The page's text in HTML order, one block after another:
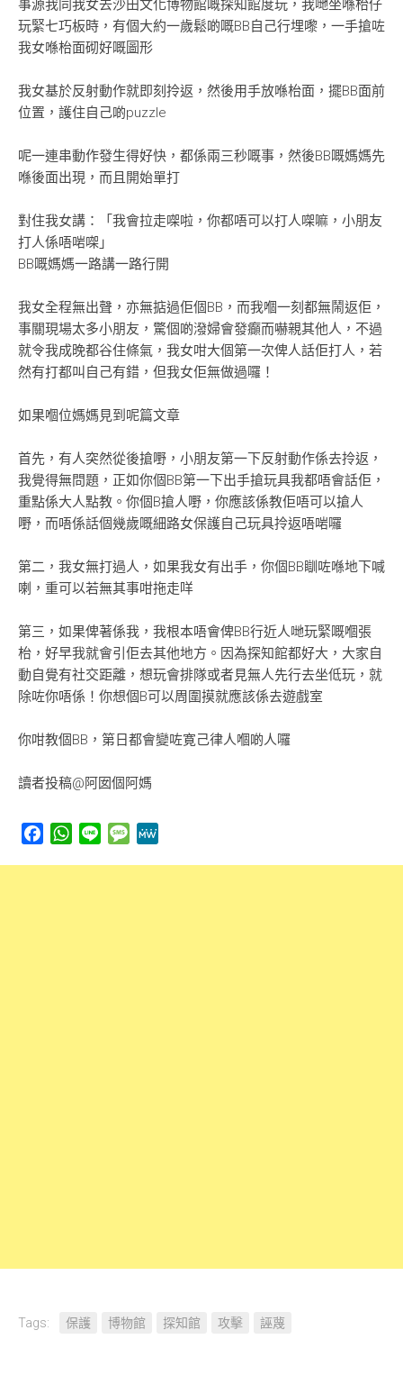
事源我同我女去沙田文化博物館嘅探知館度玩，我哋坐喺枱仔
玩緊七巧板時，有個大約一歲鬆啲嘅BB自己行埋嚟，一手搶咗
我女喺枱面砌好嘅圖形
我女基於反射動作就即刻拎返，然後用手放喺枱面，擺BB面前
位置，護住自己啲puzzle
呢一連串動作發生得好快，都係兩三秒嘅事，然後BB嘅媽媽先
喺後面出現，而且開始單打
對住我女講：「我會拉走㗎啦，你都唔可以打人㗎嘛，小朋友
打人係唔啱㗎」
BB嘅媽媽一路講一路行開
我女全程無出聲，亦無掂過佢個BB，而我嗰一刻都無鬧返佢，
事關現場太多小朋友，驚個啲潑婦會發癲而嚇親其他人，不過
就令我成晚都谷住條氣，我女咁大個第一次俾人話佢打人，若
然有打都叫自己有錯，但我女佢無做過囉！
如果嗰位媽媽見到呢篇文章
首先，有人突然從後搶嘢，小朋友第一下反射動作係去拎返，
我覺得無問題，正如你個BB第一下出手搶玩具我都唔會話佢，
重點係大人點教。你個B搶人嘢，你應該係教佢唔可以搶人
嘢，而唔係話個幾歲嘅細路女保護自己玩具拎返唔啱囉
第二，我女無打過人，如果我女有出手，你個BB瞓咗喺地下喊
喇，重可以若無其事咁拖走咩
第三，如果俾著係我，我根本唔會俾BB行近人哋玩緊嘅嗰張
枱，好早我就會引佢去其他地方。因為探知館都好大，大家自
動自覺有社交距離，想玩會排隊或者見無人先行去坐低玩，就
除咗你唔係！你想個B可以周圍摸就應該係去遊戲室
你咁教個BB，第日都會變咗寛己律人嗰啲人囉
讀者投稿@阿囡個阿媽
FacebookWhatsApp
Line Message
Tags: 保護 博物館 探知館 攻擊 誣蔑